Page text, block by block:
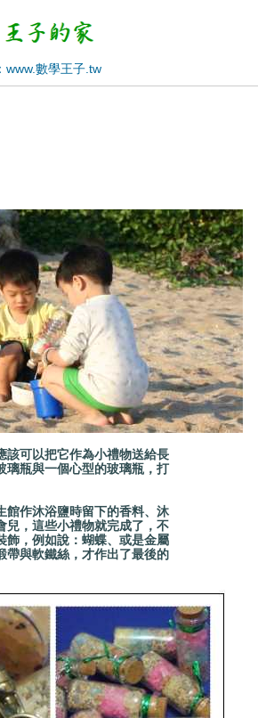
www.數學王子.tw
可以把它作為小禮物送給長
璃瓶與一個心型的玻璃瓶，打
作沐浴鹽時留下的香料、沐
兒，這些小禮物就完成了，不
飾，例如說：蝴蝶、或是金屬
與軟鐵絲，才作出了最後的